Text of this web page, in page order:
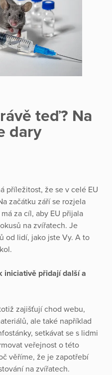
teď? Na
dary
příležitost, že se v celé EU
začátku září se rozjela
za cíl, aby EU přijala
na zvířatech. Je
od lidí, jako jste Vy. A to
iniciativě přidají další a
zajišťují chod webu,
ale také například
setkávat se s lidmi
veřejnost o této
věříme, že je zapotřebí
na zvířatech.